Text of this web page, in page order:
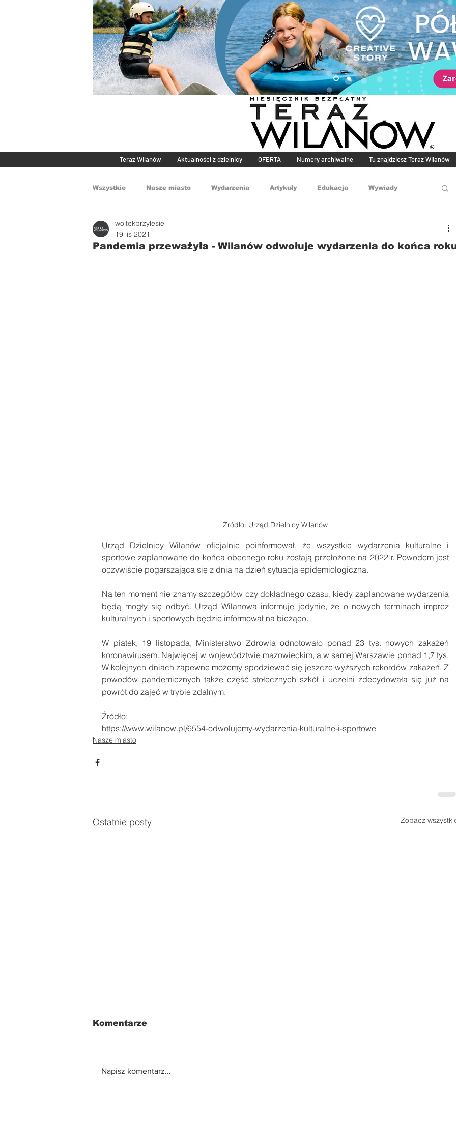
Teraz Wilanów Aktualności z dzielnicy OFERTA Numery archiwalne Tu znajdziesz Teraz Wilanów
Wszystkie Nasze miasto Wydarzenia Artykuły Edukacja Wywiady
Zdrowie i uroda
Pandemia przeważyła - Wilanów odwołuje wydarzenia do końca
wojtekprzylesie
19 lis 2021
Źródło: Urząd Dzielnicy Wilanów
Urząd Dzielnicy Wilanów oficjalnie poinformował, że wszystkie wydarzenia kulturalne i
sportowe zaplanowane do końca obecnego roku zostają przełożone na 2022 r. Powodem jest
oczywiście pogarszająca się z dnia na dzień sytuacja epidemiologiczna.
Na ten moment nie znamy szczegółów czy dokładnego czasu, kiedy zaplanowane wydarzenia
będą mogły się odbyć. Urząd Wilanowa informuje jedynie, że o nowych terminach imprez
kulturalnych i sportowych będzie informował na bieżąco.
W piątek, 19 listopada, Ministerstwo Zdrowia odnotowało ponad 23 tys. nowych zakażeń
koronawirusem. Najwięcej w województwie mazowieckim, a w samej Warszawie ponad 1,7 tys.
W kolejnych dniach zapewne możemy spodziewać się jeszcze wyższych rekordów zakażeń. Z
powodów pandemicznych także część stołecznych szkół i uczelni zdecydowała się już na
powrót do zajęć w trybie zdalnym.
Źródło:
https://www.wilanow.pl/6554-odwolujemy-wydarzenia-kulturalne-i-sportowe
Nasze miasto
Ostatnie posty Zobacz
Komentarze
Napisz komentarz...